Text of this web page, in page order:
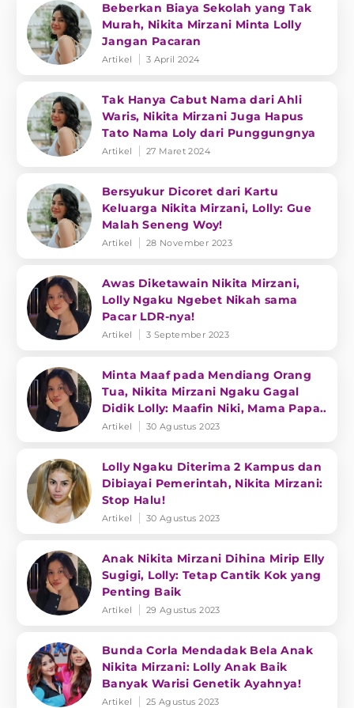
Beberkan Biaya Sekolah yang Tak
Murah, Nikita Mirzani Minta Lolly
Jangan Pacaran
Artikel 3 April 2024
Tak Hanya Cabut Nama dari Ahli
Waris, Nikita Mirzani Juga Hapus
Tato Nama Loly dari Punggungnya
Artikel 27 Maret 2024
Bersyukur Dicoret dari Kartu
Keluarga Nikita Mirzani, Lolly: Gue
Malah Seneng Woy!
Artikel 28 November 2023
Awas Diketawain Nikita Mirzani,
Lolly Ngaku Ngebet Nikah sama
Pacar LDR-nya!
Artikel 3 September 2023
Minta Maaf pada Mendiang Orang
Tua, Nikita Mirzani Ngaku Gagal
Didik Lolly: Maafin Niki, Mama Papa..
Artikel 30 Agustus 2023
Lolly Ngaku Diterima 2 Kampus dan
Dibiayai Pemerintah, Nikita Mirzani:
Stop Halu!
Artikel 30 Agustus 2023
Anak Nikita Mirzani Dihina Mirip Elly
Sugigi, Lolly: Tetap Cantik Kok yang
Penting Baik
Artikel 29 Agustus 2023
Bunda Corla Mendadak Bela Anak
Nikita Mirzani: Lolly Anak Baik
Banyak Warisi Genetik Ayahnya!
Artikel 25 Agustus 2023